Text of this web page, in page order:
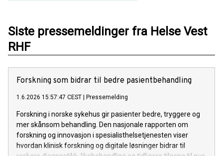
Siste pressemeldinger fra Helse Vest
RHF
Forskning som bidrar til bedre pasientbehandling
1.6.2026 15:57:47 CEST | Pressemelding
Forskning i norske sykehus gir pasienter bedre, tryggere og
mer skånsom behandling. Den nasjonale rapporten om
forskning og innovasjon i spesialisthelsetjenesten viser
hvordan klinisk forskning og digitale løsninger bidrar til